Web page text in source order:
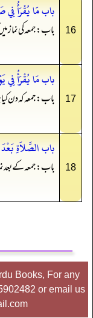
16
باب مَا يُقْرَأُ فِي
باب: جمعہ کی نماز
17
باب مَا يُقْرَأُ فِي
باب: جمعہ کہ دن
18
باب الصَّلاَةِ
باب: جمعہ کے بعد
Books, For any
or email us